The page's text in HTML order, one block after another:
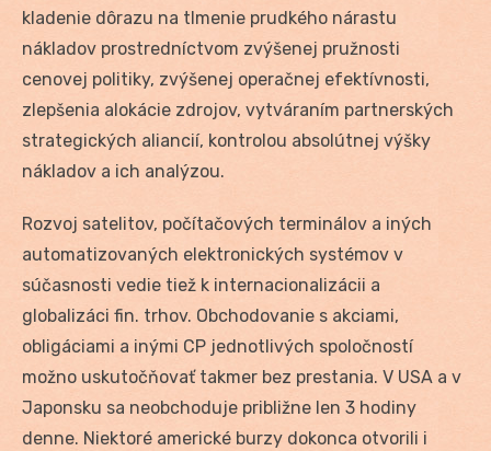
kladenie dôrazu na tlmenie prudkého nárastu
nákladov prostredníctvom zvýšenej pružnosti
cenovej politiky, zvýšenej operačnej efektívnosti,
zlepšenia alokácie zdrojov, vytváraním partnerských
strategických aliancií, kontrolou absolútnej výšky
nákladov a ich analýzou.
Rozvoj satelitov, počítačových terminálov a iných
automatizovaných elektronických systémov v
súčasnosti vedie tiež k internacionalizácii a
globalizáci fin. trhov. Obchodovanie s akciami,
obligáciami a inými CP jednotlivých spoločností
možno uskutočňovať takmer bez prestania. V USA a v
Japonsku sa neobchoduje približne len 3 hodiny
denne. Niektoré americké burzy dokonca otvorili i